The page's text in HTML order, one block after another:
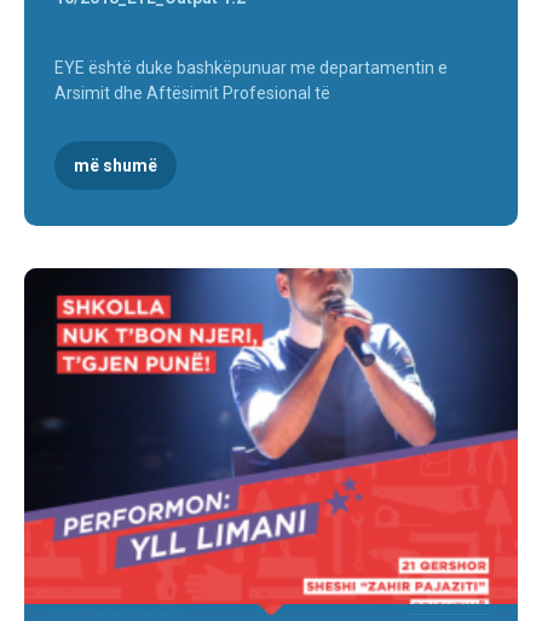
EYE është duke bashkëpunuar me departamentin e
Arsimit dhe Aftësimit Profesional të
më shumë